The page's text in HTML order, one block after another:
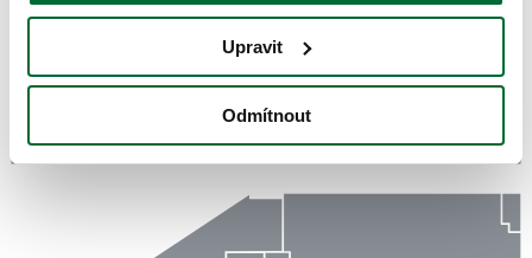
Upravit
Odmítnout